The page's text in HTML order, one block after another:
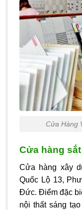
Cửa Hàng
Cửa hàng
Cửa hàng xây
Quốc Lộ 13,
Đức. Điểm đặc
nội thất sáng